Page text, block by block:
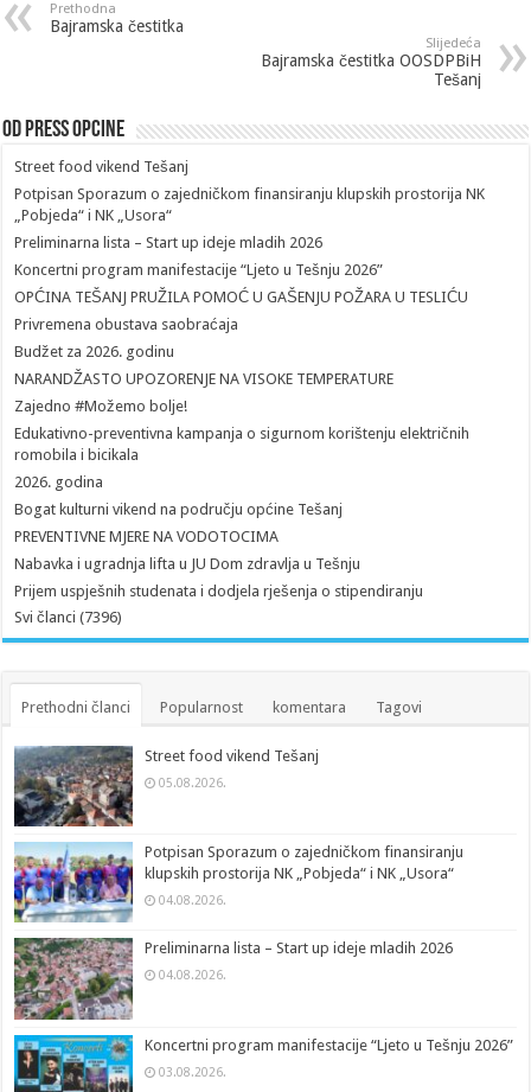
Prethodna
Bajramska čestitka
Slijedeća
Bajramska čestitka OOSDPBiH
Tešanj
Od Press Opcine
Street food vikend Tešanj
Potpisan Sporazum o zajedničkom finansiranju klupskih prostorija NK
„Pobjeda“ i NK „Usora“
Preliminarna lista – Start up ideje mladih 2026
Koncertni program manifestacije “Ljeto u Tešnju 2026”
OPĆINA TEŠANJ PRUŽILA POMOĆ U GAŠENJU POŽARA U TESLIĆU
Privremena obustava saobraćaja
Budžet za 2026. godinu
NARANDŽASTO UPOZORENJE NA VISOKE TEMPERATURE
Zajedno #Možemo bolje!
Edukativno-preventivna kampanja o sigurnom korištenju električnih
romobila i bicikala
2026. godina
Bogat kulturni vikend na području općine Tešanj
PREVENTIVNE MJERE NA VODOTOCIMA
Nabavka i ugradnja lifta u JU Dom zdravlja u Tešnju
Prijem uspješnih studenata i dodjela rješenja o stipendiranju
Svi članci (7396)
Prethodni članci Popularnost komentara Tagovi
Street food vikend Tešanj
05.08.2026.
Potpisan Sporazum o zajedničkom finansiranju
klupskih prostorija NK „Pobjeda“ i NK „Usora“
04.08.2026.
Preliminarna lista – Start up ideje mladih 2026
04.08.2026.
Koncertni program manifestacije “Ljeto u Tešnju 2026”
03.08.2026.